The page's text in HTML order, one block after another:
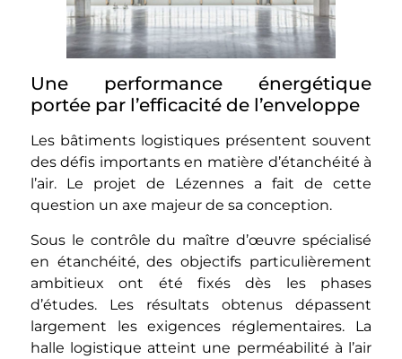
Une performance énergétique
portée par l’efficacité de l’enveloppe
Les bâtiments logistiques présentent souvent
des défis importants en matière d’étanchéité à
l’air. Le projet de Lézennes a fait de cette
question un axe majeur de sa conception.
Sous le contrôle du maître d’œuvre spécialisé
en étanchéité, des objectifs particulièrement
ambitieux ont été fixés dès les phases
d’études. Les résultats obtenus dépassent
largement les exigences réglementaires. La
halle logistique atteint une perméabilité à l’air